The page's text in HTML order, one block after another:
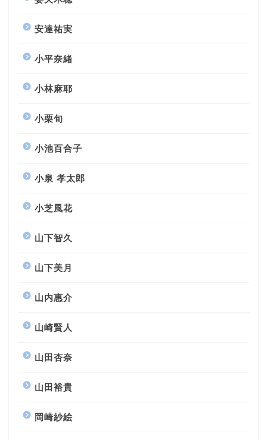
安達祐実
小平奈緒
小林麻耶
小栗旬
小池百合子
小泉 孝太郎
小芝風花
山下智久
山下美月
山内惠介
山崎賢人
山田杏奈
山田裕貴
岡崎紗絵